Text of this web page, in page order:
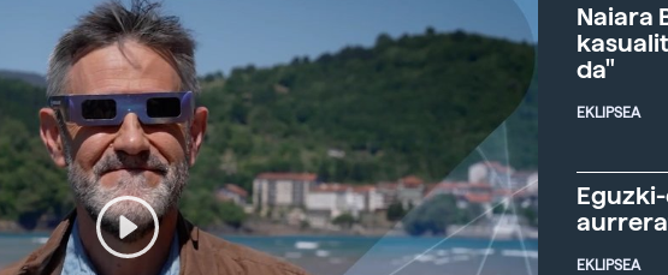
Naiara
da"
EKLIPSEA
EKLIPSEA